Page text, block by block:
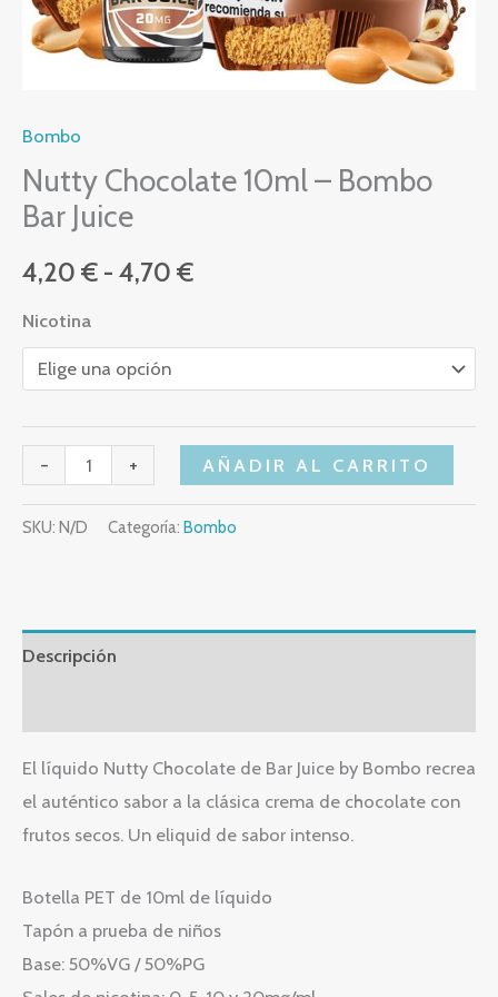
Bombo
Nutty Chocolate 10ml – Bombo
Bar Juice
4,20 € - 4,70 €
Nicotina
- + AÑADIR AL CARRITO
SKU: N/D Categoría: Bombo
Descripción
El líquido Nutty Chocolate de Bar Juice by Bombo recrea
el auténtico sabor a la clásica crema de chocolate con
frutos secos. Un eliquid de sabor intenso.
Botella PET de 10ml de líquido
Tapón a prueba de niños
Base: 50%VG / 50%PG